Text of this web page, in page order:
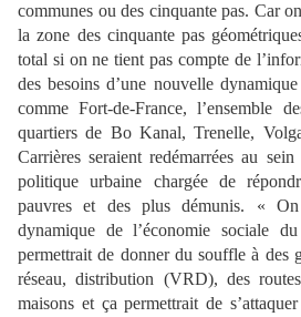
communes ou des cinquante pas. Car
la zone des cinquante pas
total si on ne tient pas compte de
des besoins d’une nouvelle
comme Fort-de-France, l’ensemble
quartiers de Bo Kanal, Trenelle,
Carrières seraient redémarrées au
politique urbaine chargée de
pauvres et des plus démunis. «
dynamique de l’économie sociale
permettrait de donner du souffle à des
réseau, distribution (VRD), des
maisons et ça permettrait de